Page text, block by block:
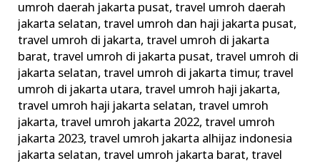
umroh daerah jakarta pusat,travel umroh daerah
jakarta selatan,travel umroh dan haji jakarta pusat,
travel umroh di jakarta,travel umroh di jakarta
barat,travel umroh di jakarta pusat,travel umroh di
jakarta selatan,travel umroh di jakarta timur,travel
umroh di jakarta utara,travel umroh haji jakarta,
travel umroh haji jakarta selatan,travel umroh
jakarta,travel umroh jakarta 2022,travel umroh
jakarta 2023,travel umroh jakarta alhijaz indonesia
jakarta selatan,travel umroh jakarta barat,travel